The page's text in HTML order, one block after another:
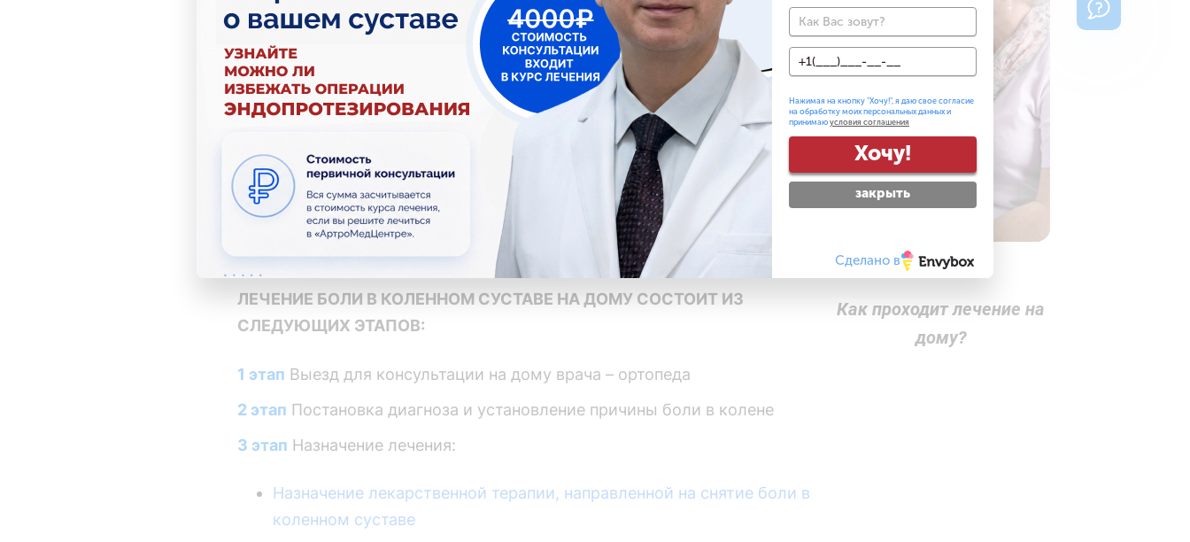
сустав не
выходя из
дома!
Вызвать врача
ЛЕЧЕНИЕ БОЛИ В КОЛЕННОМ СУСТАВЕ НА ДОМУ СОСТОИТ ИЗ
СЛЕДУЮЩИХ ЭТАПОВ:
1 этап Выезд для консультации на дому врача – ортопеда
2 этап Постановка диагноза и установление причины боли в колене
3 этап Назначение лечения:
Назначение лекарственной терапии, направленной на снятие боли в
коленном суставе
Как проходит лечение на
дому?
Нажимая на кнопку "Хочу!", я даю свое согласие
на обработку моих персональных данных и
принимаю условия соглашения
Хочу!
закрыть
Сделано в